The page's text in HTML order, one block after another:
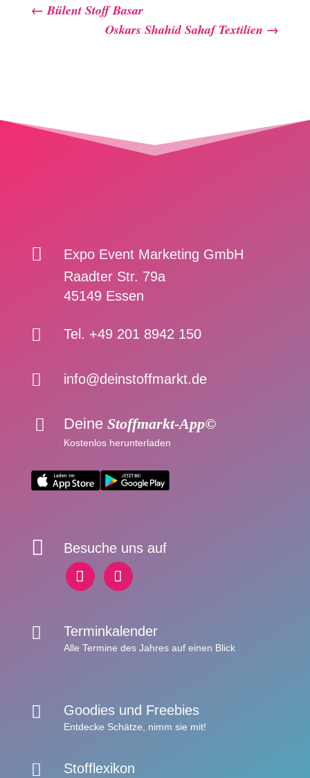
←Bülent Stoff Basar
Oskars Shahid Sahaf Textilien →

Expo Event Marketing GmbH
Raadter Str. 79a
45149 Essen
 Tel. +49 201 8942 150
 info@deinstoffmarkt.de
 Deine Stoffmarkt-App©
Kostenlos herunterladen
 Besuche uns auf
 Terminkalender
Alle Termine des Jahres auf einen Blick
 Goodies und Freebies
Entdecke Schätze, nimm sie mit!
 Stofflexikon